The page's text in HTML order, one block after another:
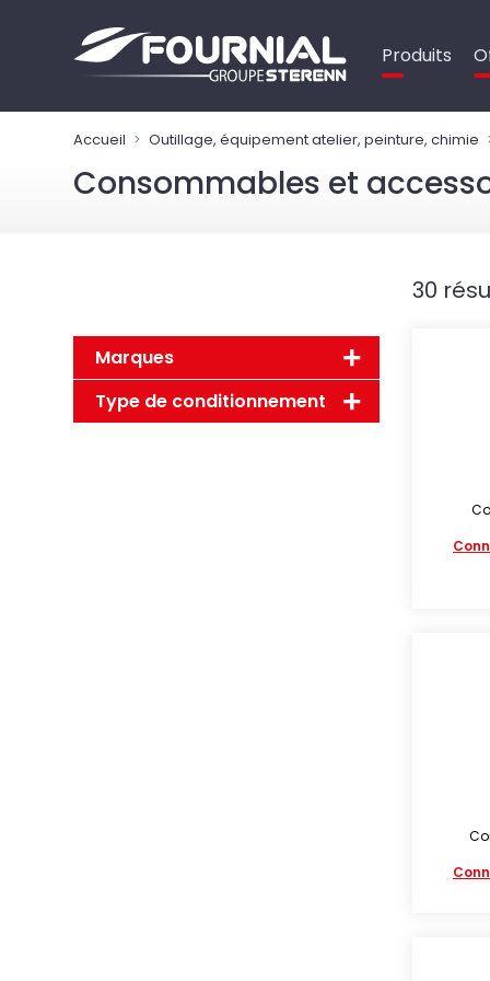
Produits
Accueil Outillage, équipement atelier, peinture, chimie
Consommables et
Marques
Type de conditionnement
30